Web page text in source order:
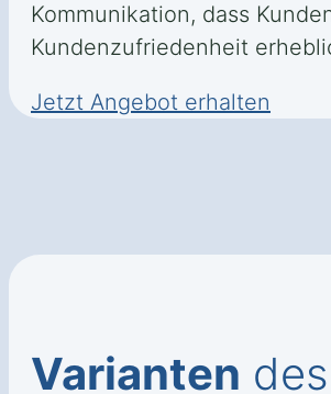
Kommunikation, dass
Kundenzufriedenheit
Jetzt Angebot erhalten
Varianten